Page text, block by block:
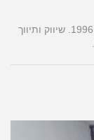
משרד ייעוץ, שיווק ותיווך נדל״ן בוטיק בחיפה משנת 1996. שיווק ותיווך